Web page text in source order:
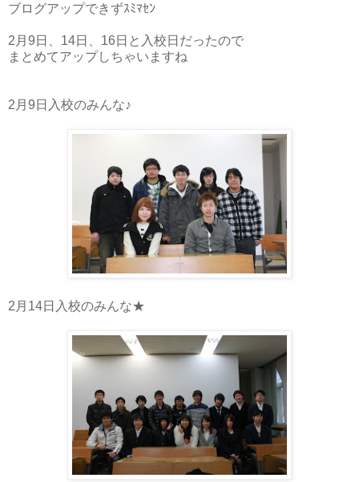
ブログアップできずｽﾐﾏｾﾝ
2月9日、14日、16日と入校日だったので
まとめてアップしちゃいますね
2月9日入校のみんな♪
2月14日入校のみんな★